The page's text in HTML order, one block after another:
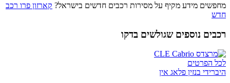
מחפשים מידע מקיף על מסירות רכבים חדשים בישראל? קארזון פרו רכב
חדש
רכבים נוספים שגולשים בדקו
לכל הפרטים
היברידי בנזין פלאג אין